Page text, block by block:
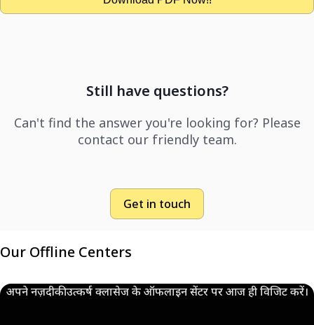
Still have questions?
Can't find the answer you're looking for? Please
contact our friendly team.
Get in touch
Our Offline Centers
अपने नज़दीकी उत्कर्ष क्लासेज के ऑफलाइन सेंटर पर आज ही विजिट करें।